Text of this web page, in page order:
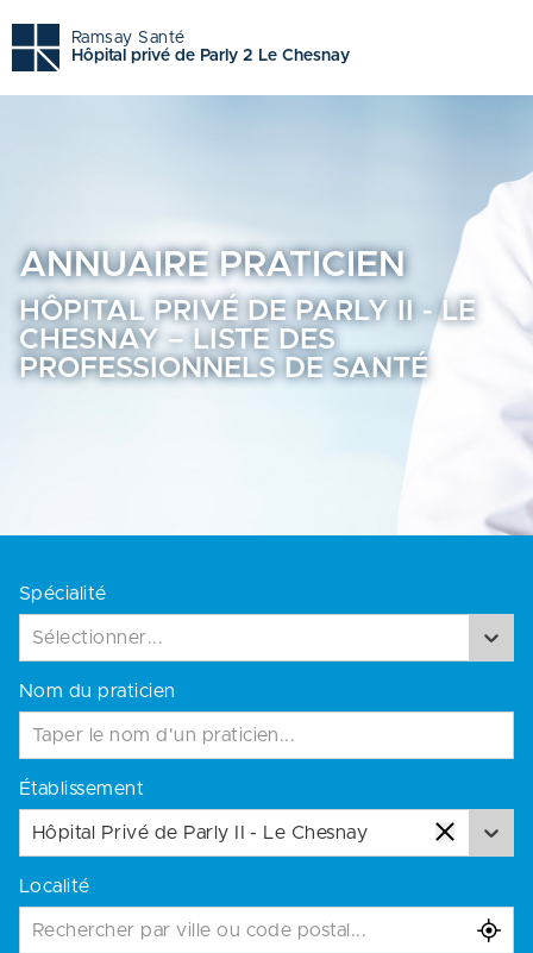
Ramsay Santé
Hôpital privé de Parly 2 Le Chesnay
ANNUAIRE PRATICIEN
HÔPITAL PRIVÉ DE PARLY II - LE
CHESNAY – LISTE DES
PROFESSIONNELS DE SANTÉ
Spécialité
Sélectionner...
Nom du praticien
Établissement
Hôpital Privé de Parly II - Le Chesnay
Localité
Rechercher par ville ou code postal...